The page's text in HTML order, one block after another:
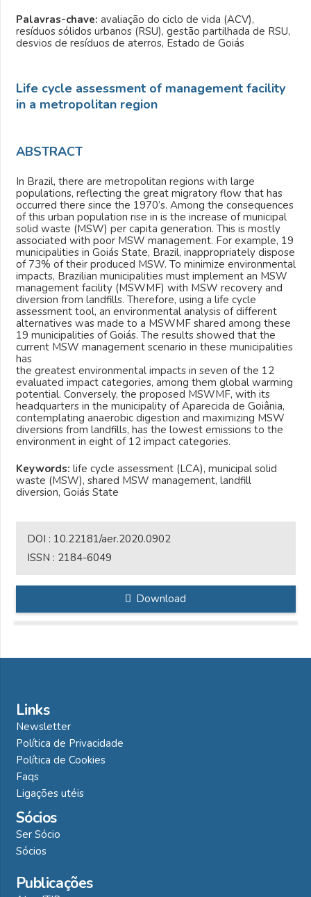
Palavras-chave: avaliação do ciclo de vida (ACV),
resíduos sólidos urbanos (RSU), gestão partilhada de RSU,
desvios de resíduos de aterros, Estado de Goiás
Life cycle assessment of management facility
in a metropolitan region
ABSTRACT
In Brazil, there are metropolitan regions with large
populations, reflecting the great migratory flow that has
occurred there since the 1970’s. Among the consequences
of this urban population rise in is the increase of municipal
solid waste (MSW) per capita generation. This is mostly
associated with poor MSW management. For example, 19
municipalities in Goiás State, Brazil, inappropriately dispose
of 73% of their produced MSW. To minimize environmental
impacts, Brazilian municipalities must implement an MSW
management facility (MSWMF) with MSW recovery and
diversion from landfills. Therefore, using a life cycle
assessment tool, an environmental analysis of different
alternatives was made to a MSWMF shared among these
19 municipalities of Goiás. The results showed that the
current MSW management scenario in these municipalities
has
the greatest environmental impacts in seven of the 12
evaluated impact categories, among them global warming
potential. Conversely, the proposed MSWMF, with its
headquarters in the municipality of Aparecida de Goiânia,
contemplating anaerobic digestion and maximizing MSW
diversions from landfills, has the lowest emissions to the
environment in eight of 12 impact categories.
Keywords: life cycle assessment (LCA), municipal solid
waste (MSW), shared MSW management, landfill
diversion, Goiás State
DOI : 10.22181/aer.2020.0902
ISSN : 2184-6049
Download
Links
Newsletter
Política de Privacidade
Política de Cookies
Faqs
Ligações utéis
Sócios
Ser Sócio
Sócios
Publicações